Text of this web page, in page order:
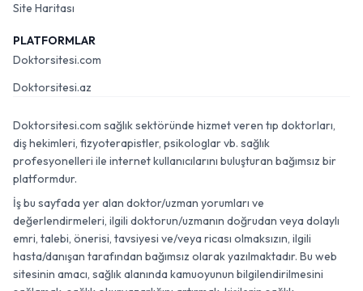
Site Haritası
PLATFORMLAR
Doktorsitesi.com
Doktorsitesi.az
Doktorsitesi.com sağlık sektöründe hizmet veren tıp doktorları,
diş hekimleri, fizyoterapistler, psikologlar vb. sağlık
profesyonelleri ile internet kullanıcılarını buluşturan bağımsız bir
platformdur.
İş bu sayfada yer alan doktor/uzman yorumları ve
değerlendirmeleri, ilgili doktorun/uzmanın doğrudan veya dolaylı
emri, talebi, önerisi, tavsiyesi ve/veya ricası olmaksızın, ilgili
hasta/danışan tarafından bağımsız olarak yazılmaktadır. Bu web
sitesinin amacı, sağlık alanında kamuoyunun bilgilendirilmesini